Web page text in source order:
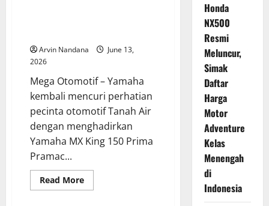
Arvin Nandana
June 13,
2026
Mega Otomotif – Yamaha
kembali mencuri perhatian
pecinta otomotif Tanah Air
dengan menghadirkan
Yamaha MX King 150 Prima
Pramac...
Read MoreRead
more
Honda
NX500
Resmi
Meluncur,
Simak
Daftar
Harga
Motor
Adventure
Kelas
Menengah
di
Indonesia